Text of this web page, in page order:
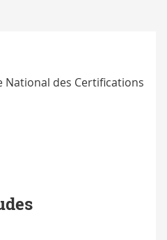
National des Certifications